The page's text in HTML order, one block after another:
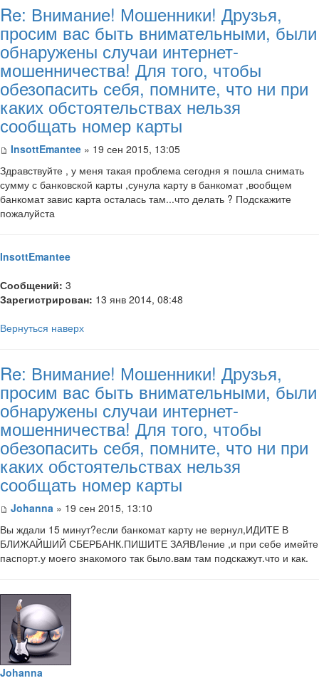
Re: Внимание! Мошенники! Друзья,
просим вас быть внимательными, были
обнаружены случаи интернет-
мошенничества! Для того, чтобы
обезопасить себя, помните, что ни при
каких обстоятельствах нельзя
сообщать номер карты
InsottEmantee » 19 сен 2015, 13:05
Здравствуйте , у меня такая проблема сегодня я пошла снимать
сумму с банковской карты ,сунула карту в банкомат ,вообщем
банкомат завис карта осталась там...что делать ? Подскажите
пожалуйста
InsottEmantee
Сообщений: 3
Зарегистрирован: 13 янв 2014, 08:48
Вернуться наверх
Re: Внимание! Мошенники! Друзья,
просим вас быть внимательными, были
обнаружены случаи интернет-
мошенничества! Для того, чтобы
обезопасить себя, помните, что ни при
каких обстоятельствах нельзя
сообщать номер карты
Johanna » 19 сен 2015, 13:10
Вы ждали 15 минут?если банкомат карту не вернул,ИДИТЕ В
БЛИЖАЙШИЙ СБЕРБАНК.ПИШИТЕ ЗАЯВЛение ,и при себе имейте
паспорт.у моего знакомого так было.вам там подскажут.что и как.
Johanna